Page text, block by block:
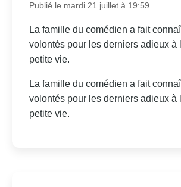
Publié le mardi 21 juillet à 19:59
La famille du comédien a fait
volontés pour les derniers adieux à
petite vie.
La famille du comédien a fait
volontés pour les derniers adieux à
petite vie.